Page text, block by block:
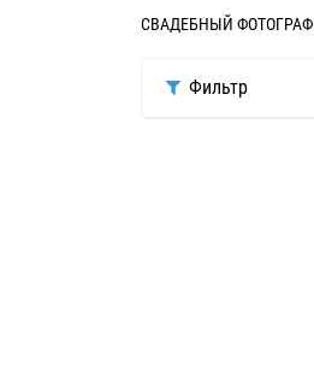
СВАДЕБНЫЙ ФОТОГРАФ
Фильтр